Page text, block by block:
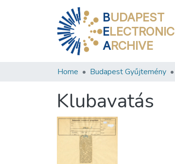
BUDAPEST
ELECTRONIC
ARCHIVE
Home Budapest Gyűjtemény
Klubavatás